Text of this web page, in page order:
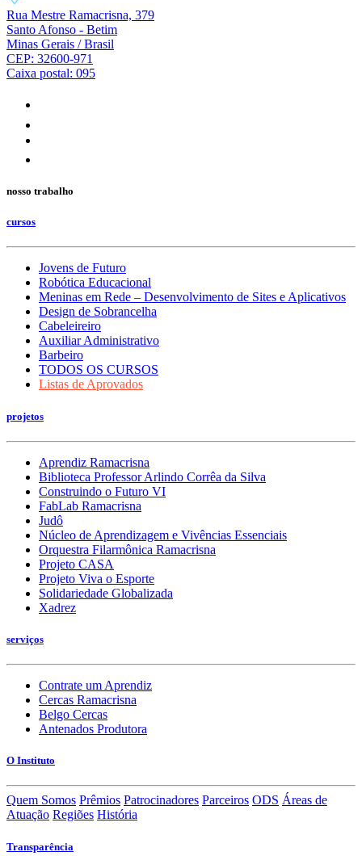
Rua Mestre Ramacrisna, 379
Santo Afonso - Betim
Minas Gerais / Brasil
CEP: 32600-971
Caixa postal: 095
nosso trabalho
cursos
Jovens de Futuro
Robótica Educacional
Meninas em Rede – Desenvolvimento de Sites e Aplicativos
Design de Sobrancelha
Cabeleireiro
Auxiliar Administrativo
Barbeiro
TODOS OS CURSOS
Listas de Aprovados
projetos
Aprendiz Ramacrisna
Biblioteca Professor Arlindo Corrêa da Silva
Construindo o Futuro VI
FabLab Ramacrisna
Judô
Núcleo de Aprendizagem e Vivências Essenciais
Orquestra Filarmônica Ramacrisna
Projeto CASA
Projeto Viva o Esporte
Solidariedade Globalizada
Xadrez
serviços
Contrate um Aprendiz
Cercas Ramacrisna
Belgo Cercas
Antenados Produtora
O Instituto
Quem Somos Prêmios Patrocinadores Parceiros ODS Áreas de
Atuação Regiões História
Transparência